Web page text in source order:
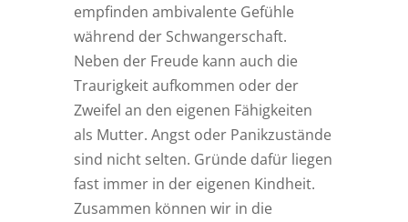
empfinden ambivalente Gefühle
während der Schwangerschaft.
Neben der Freude kann auch die
Traurigkeit aufkommen oder der
Zweifel an den eigenen Fähigkeiten
als Mutter. Angst oder Panikzustände
sind nicht selten. Gründe dafür liegen
fast immer in der eigenen Kindheit.
Zusammen können wir in die